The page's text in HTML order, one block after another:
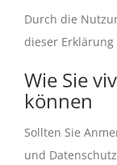
Durch die
dieser
Wie Sie
können
Sollten Sie
und